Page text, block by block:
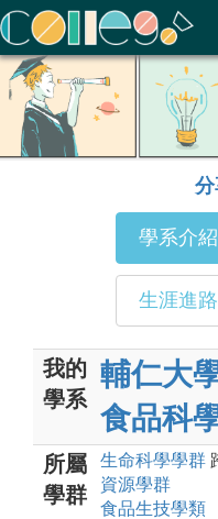
ColleGo! 大學選才與高中育
學系介紹
生涯進路
我的
學系
輔仁大
食品科
所屬
學群
生命科學學群
資源學群
食品生技學類